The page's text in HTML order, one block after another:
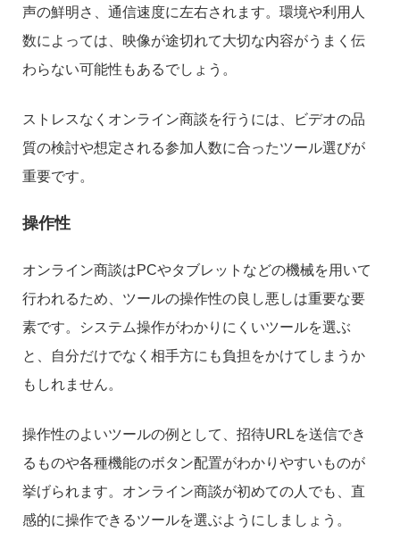
声の鮮明さ、通信速度に左右されます。環境や利用人
数によっては、映像が途切れて大切な内容がうまく伝
わらない可能性もあるでしょう。
ストレスなくオンライン商談を行うには、ビデオの品
質の検討や想定される参加人数に合ったツール選びが
重要です。
操作性
オンライン商談はPCやタブレットなどの機械を用いて
行われるため、ツールの操作性の良し悪しは重要な要
素です。システム操作がわかりにくいツールを選ぶ
と、自分だけでなく相手方にも負担をかけてしまうか
もしれません。
操作性のよいツールの例として、招待URLを送信でき
るものや各種機能のボタン配置がわかりやすいものが
挙げられます。オンライン商談が初めての人でも、直
感的に操作できるツールを選ぶようにしましょう。